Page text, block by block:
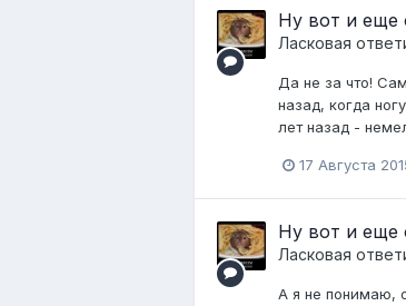
Ну вот и еще
Ласковая
Да не за что!
назад, когда
лет назад -
17 Августа
Ну вот и еще
Ласковая
А я не понимаю,